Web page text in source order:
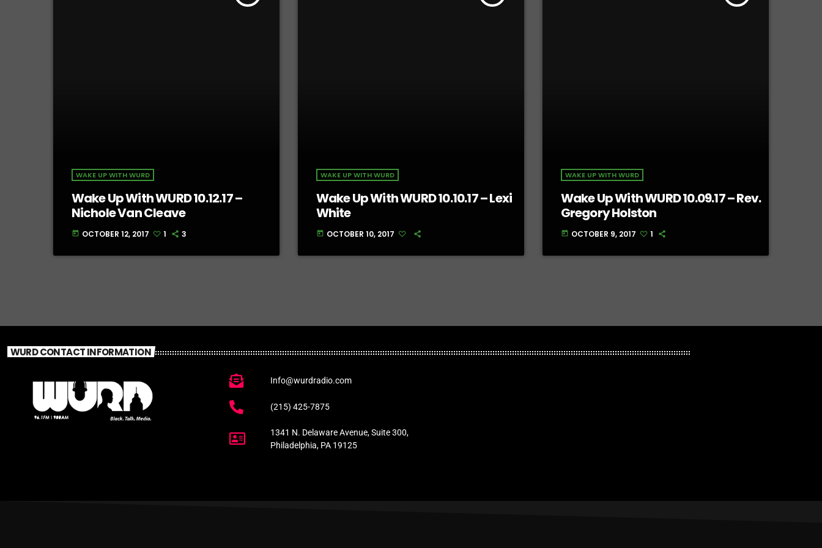
WAKE UP WITH WURD
Wake Up With WURD 10.12.17 –
Nichole Van Cleave
today OCTOBER 12, 2017 1 3
WAKE UP WITH WURD
Wake Up With WURD 10.10.17 – Lexi
White
today OCTOBER 10, 2017
WAKE UP WITH WURD
Wake Up With WURD 10.09.17 – Rev.
Gregory Holston
today OCTOBER 9, 2017 1
WURD CONTACT INFORMATION
Info@wurdradio.com
(215) 425-7875
1341 N. Delaware Avenue, Suite 300,
Philadelphia, PA 19125